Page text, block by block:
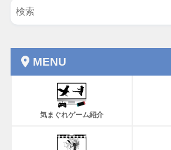
MENU
気まぐれゲーム紹介